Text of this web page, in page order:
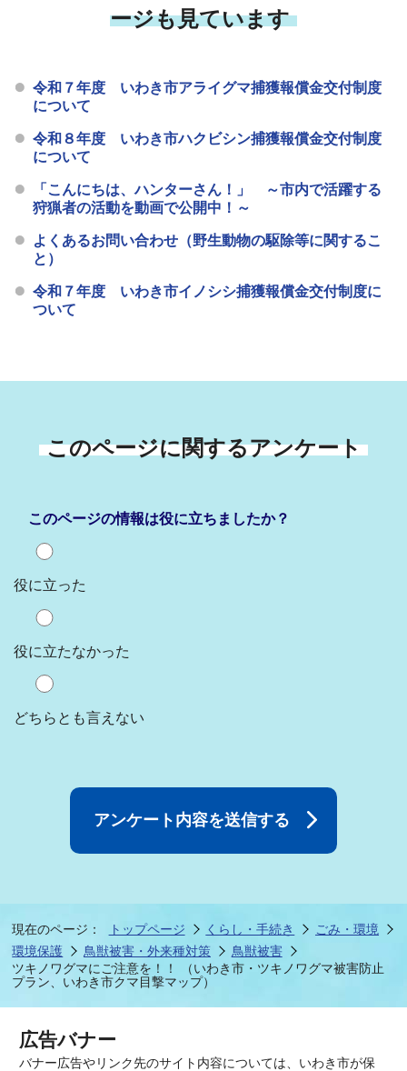
ージも見ています
令和７年度 いわき市アライグマ捕獲報償金交付制度
について
令和８年度 いわき市ハクビシン捕獲報償金交付制度
について
「こんにちは、ハンターさん！」 ～市内で活躍する
狩猟者の活動を動画で公開中！～
よくあるお問い合わせ（野生動物の駆除等に関するこ
と）
令和７年度 いわき市イノシシ捕獲報償金交付制度に
ついて
このページに関するアンケート
このページの情報は役に立ちましたか？
役に立った
役に立たなかった
どちらとも言えない
現在のページ： トップページ くらし・手続き
ごみ・環境
環境保護
鳥獣被害・外来種対策
鳥獣被害
ツキノワグマにご注意を！！ （いわき市・ツキノワグマ被害防止
プラン、いわき市クマ目撃マップ）
広告バナー
バナー広告やリンク先のサイト内容については、いわき市が保